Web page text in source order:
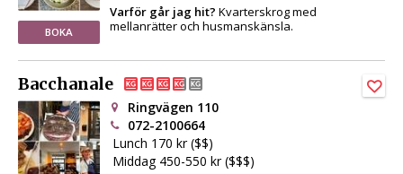
BOKA
Varför går jag hit? Kvarterskrog med
mellanrätter och husmanskänsla.
Bacchanale
Ringvägen 110
072-2100664
Lunch 170 kr ($$)
Middag 450-550 kr ($$$)